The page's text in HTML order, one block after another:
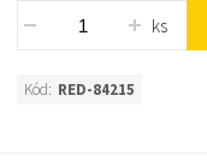
ks
Kód: RED-84215